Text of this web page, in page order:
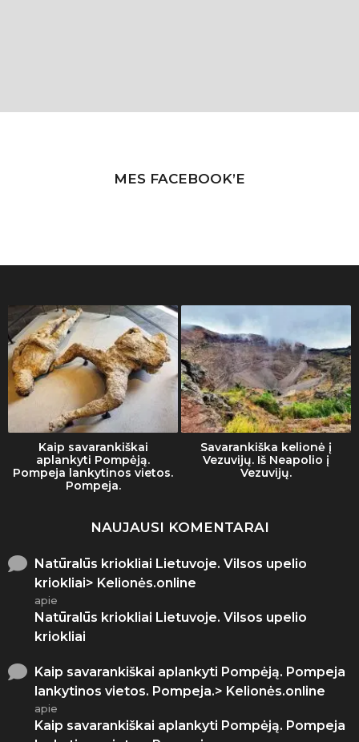
MES FACEBOOK’E
Kaip savarankiškai
aplankyti Pompėją.
Pompeja lankytinos vietos.
Pompeja.
Savarankiška kelionė į
Vezuvijų. Iš Neapolio į
Vezuvijų.
NAUJAUSI KOMENTARAI
Natūralūs kriokliai Lietuvoje. Vilsos upelio
kriokliai> Kelionės.online
apie
Natūralūs kriokliai Lietuvoje. Vilsos upelio
kriokliai
Kaip savarankiškai aplankyti Pompėją. Pompeja
lankytinos vietos. Pompeja.> Kelionės.online
apie
Kaip savarankiškai aplankyti Pompėją. Pompeja